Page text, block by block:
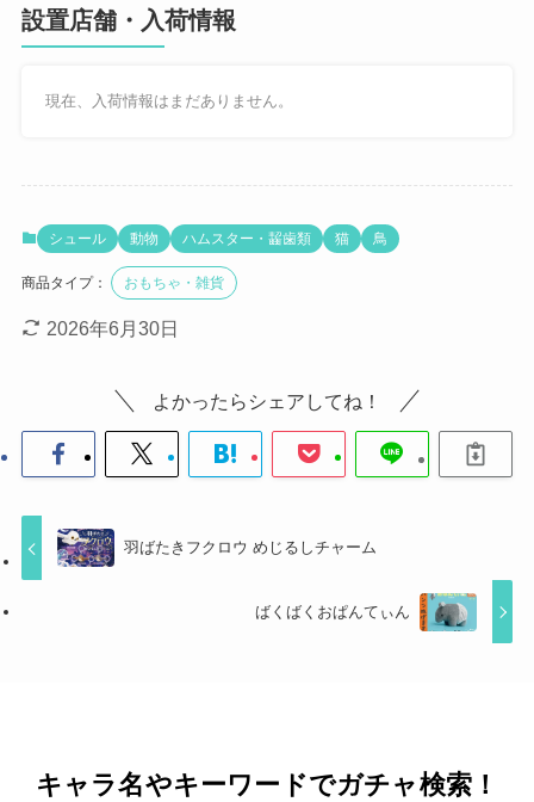
設置店舗・入荷情報
現在、入荷情報はまだありません。
シュール 動物 ハムスター・齧歯類 猫 鳥
商品タイプ： おもちゃ・雑貨
2026年6月30日
よかったらシェアしてね！
羽ばたきフクロウ めじるしチャーム
ばくばくおぱんてぃん
キャラ名やキーワードでガチャ検索！